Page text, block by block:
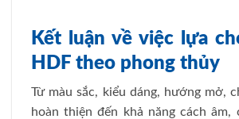
Kết luận về việc lựa
HDF theo phong thủy
Từ màu sắc, kiểu dáng, hướng mở,
hoàn thiện đến khả năng cách âm,